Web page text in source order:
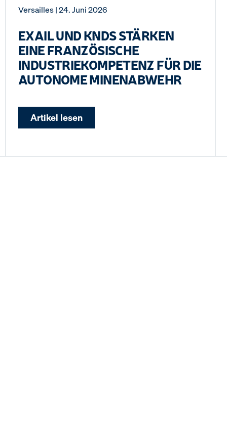
Versailles| 24. Juni 2026
EXAIL UND KNDS STÄRKEN
EINE FRANZÖSISCHE
INDUSTRIEKOMPETENZ FÜR DIE
AUTONOME MINENABWEHR
Artikel lesen